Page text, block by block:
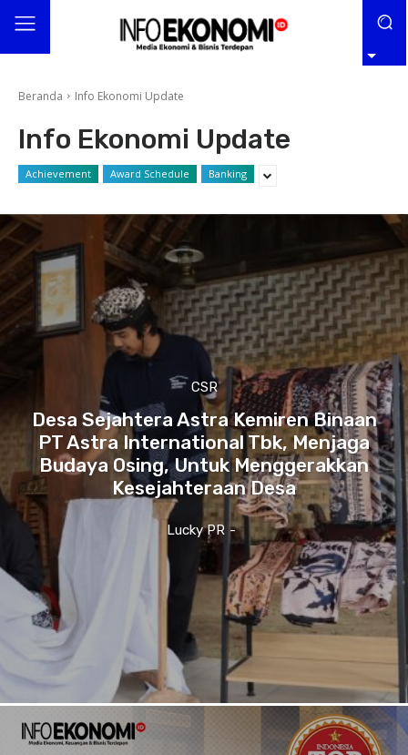
Beranda Info Ekonomi Update
Info Ekonomi Update
Achievement Award Schedule Banking
CSR
Desa Sejahtera Astra Kemiren Binaan
PT Astra International Tbk, Menjaga
Budaya Osing, Untuk Menggerakkan
Kesejahteraan Desa
Lucky PR -